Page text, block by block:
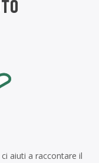
aiuti a raccontare il